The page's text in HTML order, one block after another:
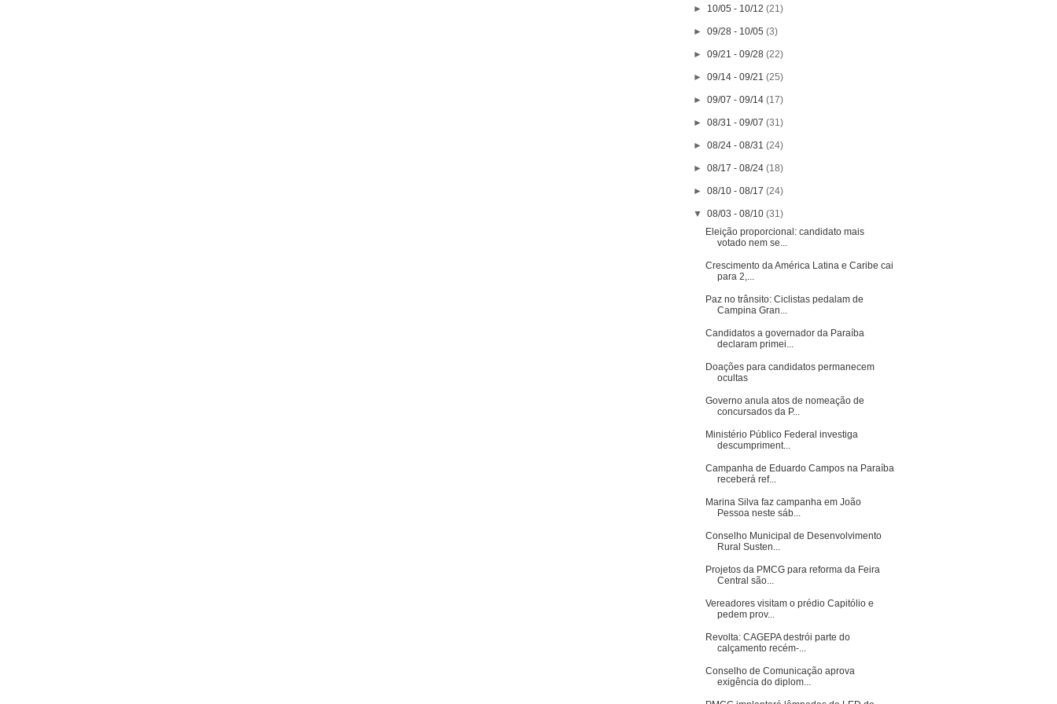
► 10/05 - 10/12(21)
►09/28 - 10/05(3)
►09/21 - 09/28(22)
►09/14 - 09/21(25)
►09/07 - 09/14(17)
►08/31 - 09/07(31)
►08/24 - 08/31(24)
►08/17 - 08/24(18)
►08/10 - 08/17(24)
▼08/03 - 08/10(31)
Eleição proporcional: candidato mais
votado nem se...
Crescimento da América Latina e Caribe cai
para 2,...
Paz no trânsito: Ciclistas pedalam de
Campina Gran...
Candidatos a governador da Paraíba
declaram primei...
Doações para candidatos permanecem
ocultas
Governo anula atos de nomeação de
concursados da P...
Ministério Público Federal investiga
descumpriment...
Campanha de Eduardo Campos na Paraíba
receberá ref...
Marina Silva faz campanha em João
Pessoa neste sáb...
Conselho Municipal de Desenvolvimento
Rural Susten...
Projetos da PMCG para reforma da Feira
Central são...
Vereadores visitam o prédio Capitólio e
pedem prov...
Revolta: CAGEPA destrói parte do
calçamento recém-...
Conselho de Comunicação aprova
exigência do diplom...